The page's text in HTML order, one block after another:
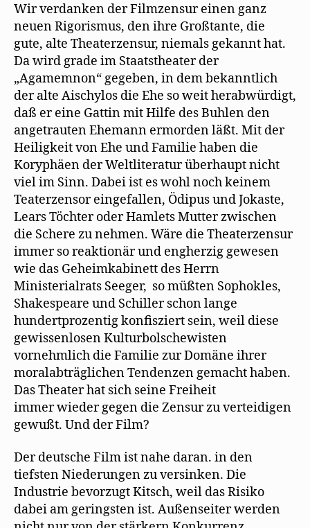
Wir verdanken der Filmzensur einen ganz
neuen Rigorismus, den ihre Großtante, die
gute, alte Theaterzensur, niemals gekannt hat.
Da wird grade im Staatstheater der
„Agamemnon“ gegeben, in dem bekanntlich
der alte Aischylos die Ehe so weit herabwürdigt,
daß er eine Gattin mit Hilfe des Buhlen den
angetrauten Ehemann ermorden läßt. Mit der
Heiligkeit von Ehe und Familie haben die
Koryphäen der Weltliteratur überhaupt nicht
viel im Sinn. Dabei ist es wohl noch keinem
Teaterzensor eingefallen, Ödipus und Jokaste,
Lears Töchter oder Hamlets Mutter zwischen
die Schere zu nehmen. Wäre die Theaterzensur
immer so reaktionär und engherzig gewesen
wie das Geheimkabinett des Herrn
Ministerialrats Seeger, so müßten Sophokles,
Shakespeare und Schiller schon lange
hundertprozentig konfisziert sein, weil diese
gewissenlosen Kulturbolschewisten
vornehmlich die Familie zur Domäne ihrer
moralabträglichen Tendenzen gemacht haben.
Das Theater hat sich seine Freiheit
immer wieder gegen die Zensur zu verteidigen
gewußt. Und der Film?
Der deutsche Film ist nahe daran. in den
tiefsten Niederungen zu versinken. Die
Industrie bevorzugt Kitsch, weil das Risiko
dabei am geringsten ist. Außenseiter werden